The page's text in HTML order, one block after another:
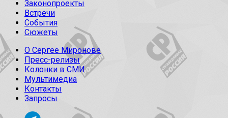
Законопроекты
Встречи
События
Сюжеты
О Сергее Миронове
Пресс-релизы
Колонки в СМИ
Мультимедиа
Контакты
Запросы